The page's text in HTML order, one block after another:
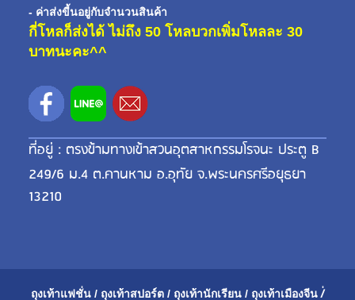
- ค่าส่งขี้นอยู่กับจำนวนสินค้า
กี่โหลก็ส่งได้ ไม่ถึง 50 โหลบวกเพิ่มโหลละ 30
บาทนะคะ^^
ที่อยู่ : ตรงข้ามทางเข้าสวนอุตสาหกรรมโรจนะ ประตู B
249/6 ม.4 ต.คานหาม อ.อุทัย จ.พระนครศรีอยุธยา
13210
ถุงเท้าแฟชั่น / ถุงเท้าสปอร์ต / ถุงเท้านักเรียน / ถุงเท้าเมืองจีน /่